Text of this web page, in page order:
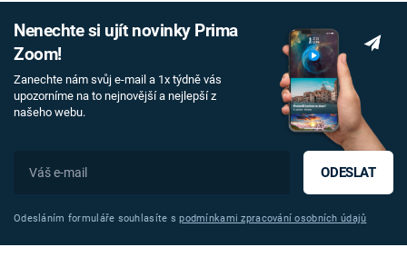
Nenechte si ujít novinky Prima
Zoom!
Zanechte nám svůj e-mail a 1x týdně vás
upozorníme na to nejnovější a nejlepší z
našeho webu.
ODESLAT
Odesláním formuláře souhlasíte spodmínkami zpracování osobních údajů